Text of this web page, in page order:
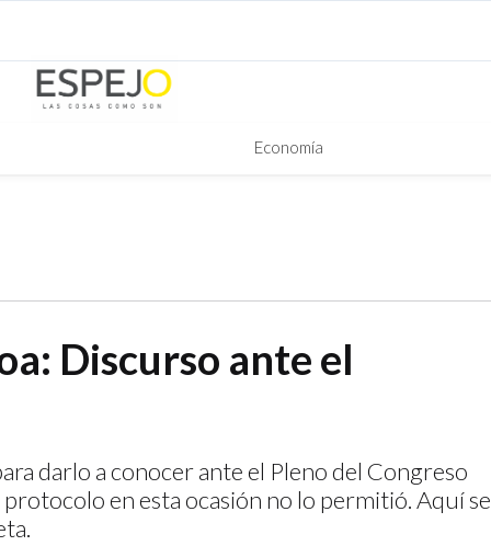
Economía
Discurso ante el
darlo a conocer ante el Pleno del Congreso
en esta ocasión no lo permitió. Aquí se